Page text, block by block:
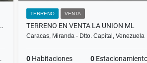
MT R5 C2 LA ALEGRIA VALENCIA
TERRENO VENTA
TERRENO EN VENTA LA UNION ML
Caracas, Miranda - Dtto. Capital, Venezuela
0Habitaciones 0